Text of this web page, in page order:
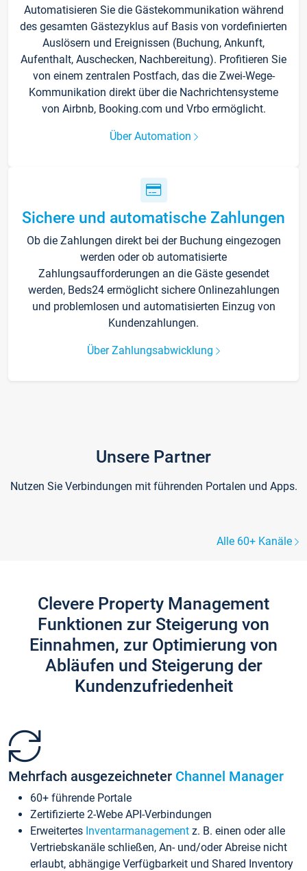
Automatisieren Sie die Gästekommunikation während
des gesamten Gästezyklus auf Basis von vordefinierten
Auslösern und Ereignissen (Buchung, Ankunft,
Aufenthalt, Auschecken, Nachbereitung). Profitieren Sie
von einem zentralen Postfach, das die Zwei-Wege-
Kommunikation direkt über die Nachrichtensysteme
von Airbnb, Booking.com und Vrbo ermöglicht.
Über Automation
Sichere und automatische Zahlungen
Ob die Zahlungen direkt bei der Buchung eingezogen
werden oder ob automatisierte
Zahlungsaufforderungen an die Gäste gesendet
werden, Beds24 ermöglicht sichere Onlinezahlungen
und problemlosen und automatisierten Einzug von
Kundenzahlungen.
Über Zahlungsabwicklung
Unsere Partner
Nutzen Sie Verbindungen mit führenden Portalen und Apps.
Alle 60+ Kanäle
Clevere Property Management
Funktionen zur Steigerung von
Einnahmen, zur Optimierung von
Abläufen und Steigerung der
Kundenzufriedenheit
Mehrfach ausgezeichneter Channel Manager
60+ führende Portale
Zertifizierte 2-Webe API-Verbindungen
Erweitertes Inventarmanagement z. B. einen oder alle
Vertriebskanäle schließen, An- und/oder Abreise nicht
erlaubt, abhängige Verfügbarkeit und Shared Inventory